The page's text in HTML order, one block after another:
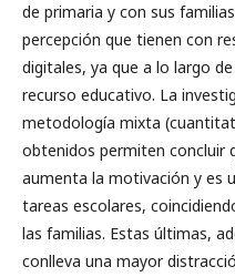
de primaria y con sus
percepción que tienen con
digitales, ya que a lo largo
recurso educativo. La
metodología mixta
obtenidos permiten concluir
aumenta la motivación y es
tareas escolares,
las familias. Estas últimas,
conlleva una mayor